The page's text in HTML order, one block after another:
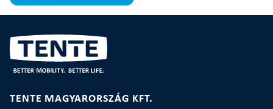
TENTE MAGYARORSZÁG KFT.